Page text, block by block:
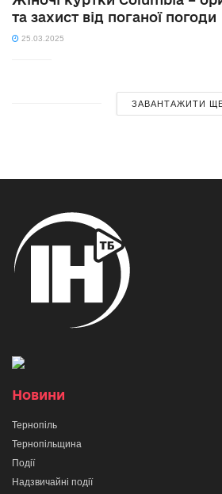
та захист від поганої погоди
25.03.2025
ЗАВАНТАЖИТИ
Новини
Тернопіль
Тернопільщина
Події
Надзвичайні події